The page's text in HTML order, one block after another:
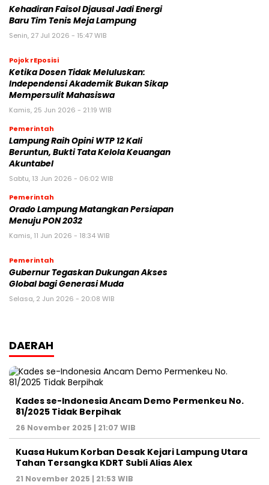
Kehadiran Faisol Djausal Jadi Energi
Baru Tim Tenis Meja Lampung
Senin, 27 Jul 2026 - 15:47 WIB
Pojok rEposisi
Ketika Dosen Tidak Meluluskan:
Independensi Akademik Bukan Sikap
Mempersulit Mahasiswa
Kamis, 25 Jun 2026 - 21:19 WIB
Pemerintah
Lampung Raih Opini WTP 12 Kali
Beruntun, Bukti Tata Kelola Keuangan
Akuntabel
Sabtu, 13 Jun 2026 - 06:02 WIB
Pemerintah
Orado Lampung Matangkan Persiapan
Menuju PON 2032
Kamis, 11 Jun 2026 - 18:34 WIB
Pemerintah
Gubernur Tegaskan Dukungan Akses
Global bagi Generasi Muda
Selasa, 2 Jun 2026 - 20:08 WIB
DAERAH
Kades se-Indonesia Ancam Demo Permenkeu No.
81/2025 Tidak Berpihak
26 November 2025 | 21:07 WIB
Kuasa Hukum Korban Desak Kejari Lampung Utara
Tahan Tersangka KDRT Subli Alias Alex
21 November 2025 | 21:53 WIB